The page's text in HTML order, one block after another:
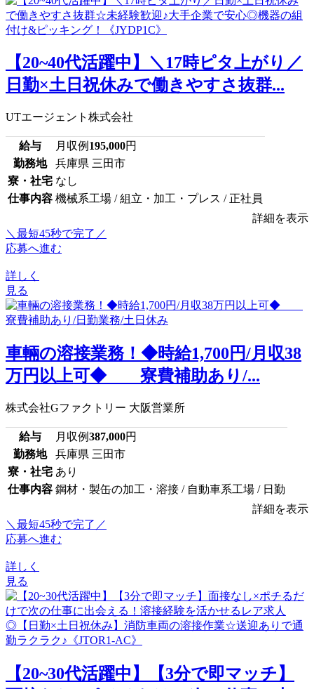
【20~40代活躍中】＼17時ピタ上がり／
日勤×土日祝休みで働きやすさ抜群...
UTエージェント株式会社
給与 月収例 195,000円
勤務地
兵庫県 三田市
寮・社宅 なし
仕事内容 機械系工場 / 組立・加工・プレス / 正社員
詳細を表示
＼最短45秒で完了／
応募へ進む
詳しく
見る
車輛の溶接業務！◆時給1,700円/月収38
万円以上可◆ 寮費補助あり/...
株式会社Gファクトリー 大阪営業所
給与 月収例387,000円
勤務地
兵庫県 三田市
寮・社宅 あり
仕事内容 鋼材・製缶の加工・溶接 / 自動車系工場 / 日勤
詳細を表示
＼最短45秒で完了／
応募へ進む
詳しく
見る
【20~30代活躍中】【3分で即マッチ】